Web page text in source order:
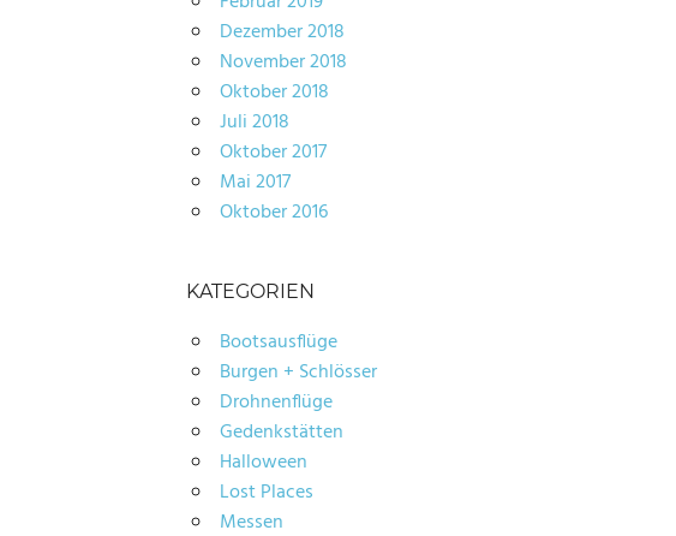
Dezember 2018
November 2018
Oktober 2018
Juli 2018
Oktober 2017
Mai 2017
Oktober 2016
KATEGORIEN
Bootsausflüge
Burgen + Schlösser
Drohnenflüge
Gedenkstätten
Halloween
Lost Places
Messen